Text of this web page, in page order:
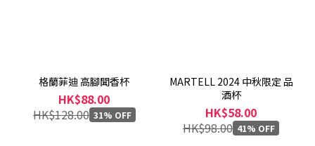
格蘭菲迪 高腳聞香杯
HK$88.00
HK$128.00 31% OFF
MARTELL 2024 中秋限定 品
酒杯
HK$58.00
HK$98.00 41% OFF